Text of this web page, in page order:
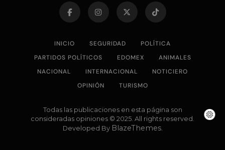
INICIO SEGURIDAD
POLÍTICA
PARTIDOS POLÍTICOS
EDOMEX
ANIMALES
NACIONAL
INTERNACIONAL
NOTICIERO
OPINIÓN
TURISMO
Todas las publicaciones en esta página son
consideradas opiniones © 2025. All rights reserved.
Developed By BlazeThemes.